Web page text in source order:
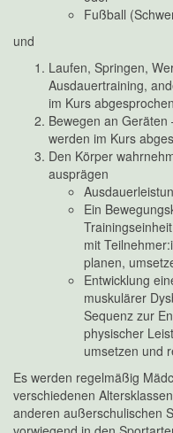
Fußball
und
Laufen, Springen,
Ausdauertraining,
im Kurs abgesprochen
Bewegen an
werden im Kurs
Den Körper
ausprägen
Ein
mit
planen,
Entwicklung
muskulärer
Sequenz zur
physischer
umsetzen und
Es werden regelmäßig
verschiedenen
anderen außerschulischen